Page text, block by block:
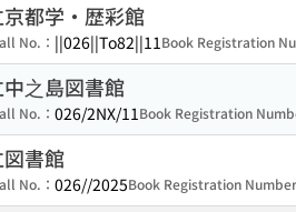
都学・歴彩館
No.： ||026||To82||11Book Registration
之島図書館
No.： 026/2NX/11Book Registration
書館
No.： 026//2025Book Registration Number